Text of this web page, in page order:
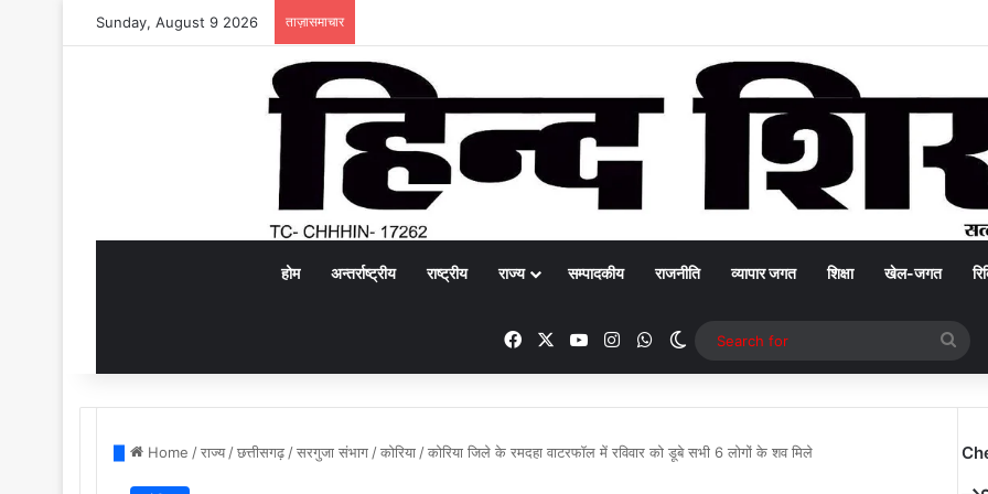
Sunday, August 9 2026 ताज़ासमाचार
होम अन्तर्राष्ट्रीय राष्ट्रीय राज्य सम्पादकीय राजनीति व्यापार जगत शिक्षा खेल-जगत
FacebookYouTubeInstagramWhatsApp
Switch skin
for
Home /राज्य/छत्तीसगढ़/सरगुजा संभाग/कोरिया/कोरिया जिले के रमदहा वाटरफॉल में रविवार को डूबे सभी 6 लोगों के शव मिले